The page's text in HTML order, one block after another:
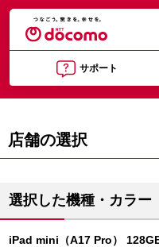
サポート
店舗の選択
選択した機種・カラー
iPad mini（A17 Pro）